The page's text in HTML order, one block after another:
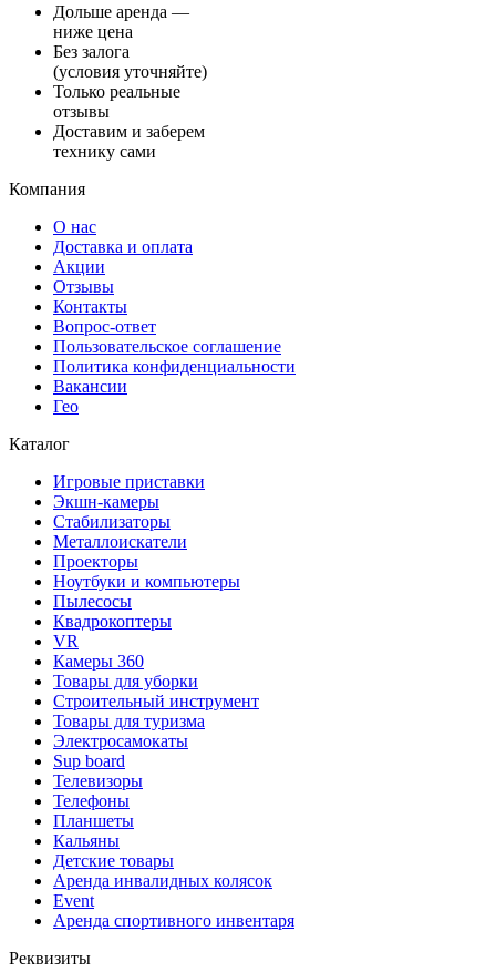
Дольше аренда —
ниже цена
Без залога
(условия уточняйте)
Только реальные
отзывы
Доставим и заберем
технику сами
Компания
О нас
Доставка и оплата
Акции
Отзывы
Контакты
Вопрос-ответ
Пользовательское соглашение
Политика конфиденциальности
Вакансии
Гео
Каталог
Игровые приставки
Экшн-камеры
Стабилизаторы
Металлоискатели
Проекторы
Ноутбуки и компьютеры
Пылесосы
Квадрокоптеры
VR
Камеры 360
Товары для уборки
Строительный инструмент
Товары для туризма
Электросамокаты
Sup board
Телевизоры
Телефоны
Планшеты
Кальяны
Детские товары
Аренда инвалидных колясок
Event
Аренда спортивного инвентаря
Реквизиты